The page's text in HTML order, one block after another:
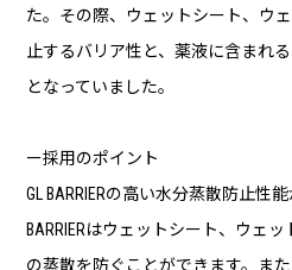
た。その際、ウェットシート、ウ
止するバリア性と、薬液に含まれ
となっていました。
ー採用のポイント
GL BARRIERの高い水分蒸散防止性
BARRIERはウェットシート、ウェ
の蒸散を防ぐことができます。ま